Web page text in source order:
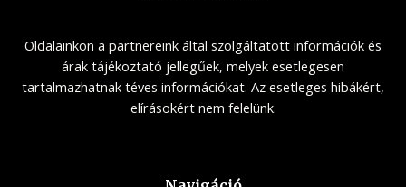
Oldalainkon a partnereink által szolgáltatott információk és
árak tájékoztató jellegűek, melyek esetlegesen
tartalmazhatnak téves információkat. Az esetleges hibákért,
elírásokért nem felelünk.